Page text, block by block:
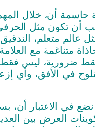
حاسمة أن، خلال
أن تكون مثل
عالم متعلم،
متناغمة مع العلامة
ضرورية، ليس
في الأفق، وأي
نضع في الاعتبار
العرض بين